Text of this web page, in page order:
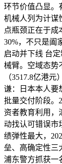
环节价值凸显。
机械人列为计谋
点瓶颈正在于成
30%，不只是阖
启动并下线 台
械臂。空域态势
（3517.8亿港
谦：日本本人要
批量交付阶段。
资者教育利用，
动找认可错误市
绩弹性最大，
垒、高确定性三
浦东警方抓获一